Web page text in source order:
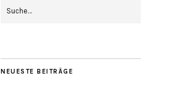
NEUESTE BEITRÄGE